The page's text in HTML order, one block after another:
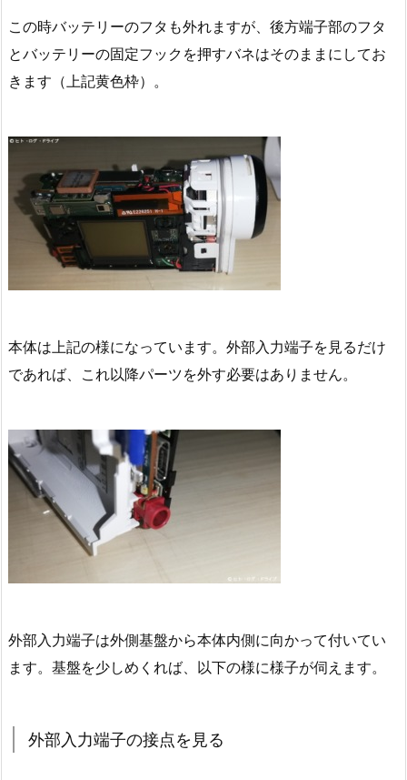
この時バッテリーのフタも外れますが、後方端子部のフタ
とバッテリーの固定フックを押すバネはそのままにしてお
きます（上記黄色枠）。
本体は上記の様になっています。外部入力端子を見るだけ
であれば、これ以降パーツを外す必要はありません。
外部入力端子は外側基盤から本体内側に向かって付いてい
ます。基盤を少しめくれば、以下の様に様子が伺えます。
外部入力端子の接点を見る